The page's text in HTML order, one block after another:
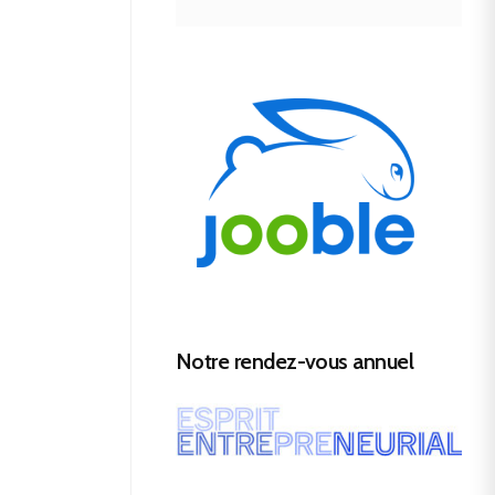
Notre rendez-vous annuel